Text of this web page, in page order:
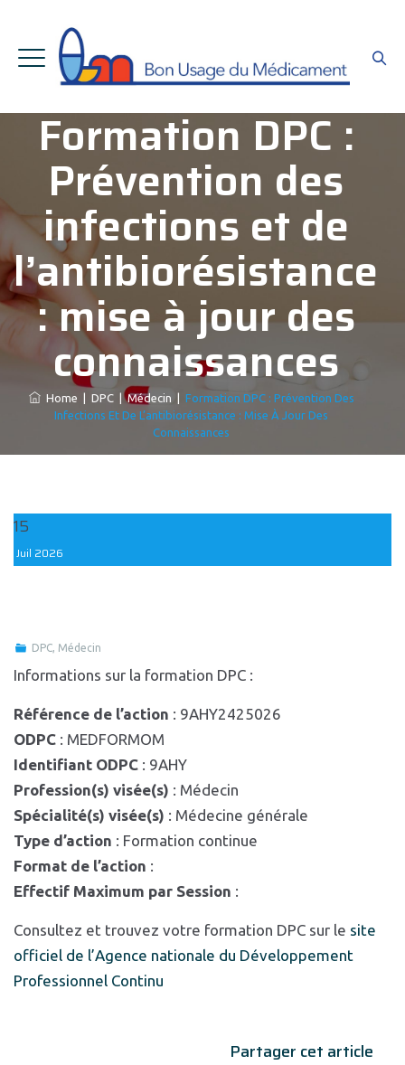
Formation DPC :
Prévention des
infections et de
l’antibiorésistance
: mise à jour des
connaissances
Home DPC|Médecin
Formation DPC : Prévention Des
Infections Et De L’antibiorésistance : Mise À Jour Des
Connaissances
15
Juil 2026
DPC, Médecin
Informations sur la formation DPC :
Référence de l’action : 9AHY2425026
ODPC : MEDFORMOM
Identifiant ODPC : 9AHY
Profession(s) visée(s) : Médecin
Spécialité(s) visée(s) : Médecine générale
Type d’action : Formation continue
Format de l’action :
Effectif Maximum par Session :
Consultez et trouvez votre formation DPC sur le site
officiel de l’Agence nationale du Développement
Professionnel Continu
Partager cet article